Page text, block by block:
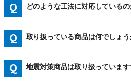
どのような工法に対応しているの
取り扱っている商品は何でしょう
地震対策商品は取り扱っていま